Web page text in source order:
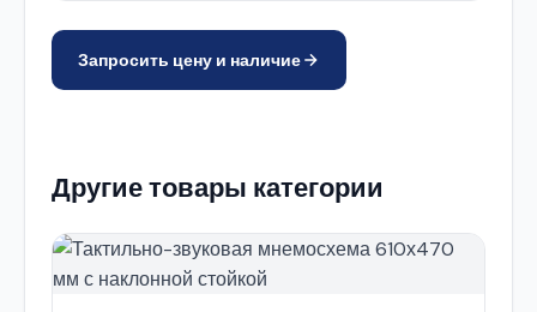
Запросить цену и наличие
Другие товары категории